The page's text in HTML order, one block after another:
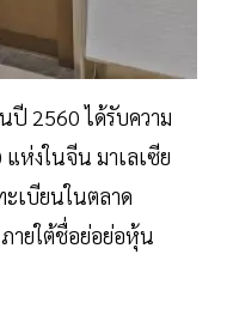
ปี 2560 ได้รับความ
ห่งในจีน มาเลเซีย
เบียนในตลาด
ายใต้ชื่อย่อย่อหุ้น